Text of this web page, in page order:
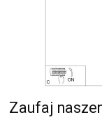
Zaufaj